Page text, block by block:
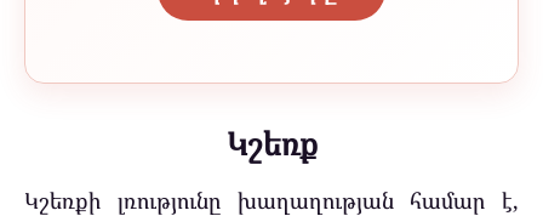
Կշեռք
Կշեռքի լռությունը խաղաղության համար է,